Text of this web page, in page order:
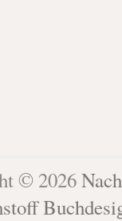
© 2026